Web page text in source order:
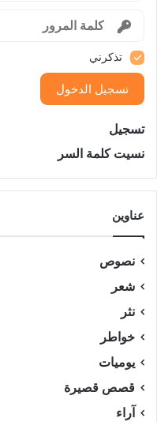
تذكرني
تسجيل الدخول
تسجيل
نسيت كلمة السر
عناوين
نصوص
شعر
نثر
خواطر
يوميات
قصص قصيرة
آراء